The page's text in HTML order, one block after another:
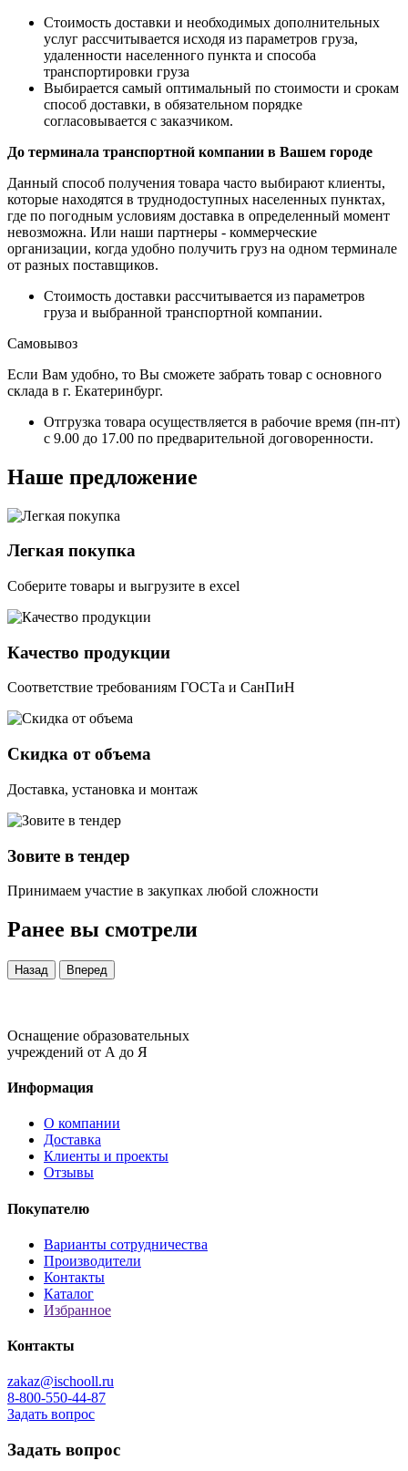
Стоимость доставки и необходимых дополнительных
услуг рассчитывается исходя из параметров груза,
удаленности населенного пункта и способа
транспортировки груза
Выбирается самый оптимальный по стоимости и срокам
способ доставки, в обязательном порядке
согласовывается с заказчиком.
До терминала транспортной компании в Вашем городе
Данный способ получения товара часто выбирают клиенты,
которые находятся в труднодоступных населенных пунктах,
где по погодным условиям доставка в определенный момент
невозможна. Или наши партнеры - коммерческие
организации, когда удобно получить груз на одном терминале
от разных поставщиков.
Стоимость доставки рассчитывается из параметров
груза и выбранной транспортной компании.
Самовывоз
Если Вам удобно, то Вы сможете забрать товар с основного
склада в г. Екатеринбург.
Отгрузка товара осуществляется в рабочие время (пн-пт)
с 9.00 до 17.00 по предварительной договоренности.
Наше предложение
Легкая покупка
Соберите товары и выгрузите в excel
Качество продукции
Соответствие требованиям ГОСТа и СанПиН
Скидка от объема
Доставка, установка и монтаж
Зовите в тендер
Принимаем участие в закупках любой сложности
Ранее вы смотрели
Назад Вперед
Оснащение образовательных
учреждений от А до Я
Информация
О компании
Доставка
Клиенты и проекты
Отзывы
Покупателю
Варианты сотрудничества
Производители
Контакты
Каталог
Избранное
Контакты
zakaz@ischooll.ru
8-800-550-44-87
Задать вопрос
Задать вопрос